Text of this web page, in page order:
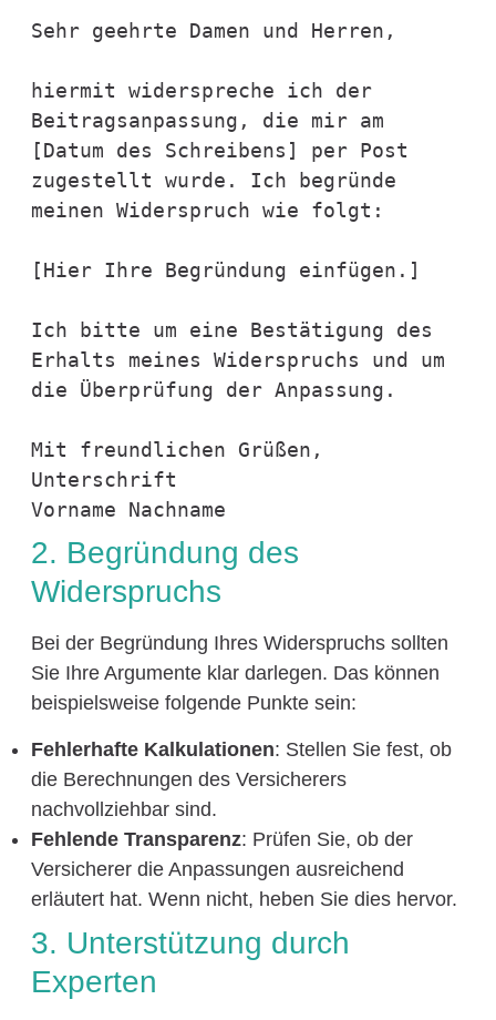
Sehr geehrte Damen und Herren,
hiermit widerspreche ich der
Beitragsanpassung, die mir am
[Datum des Schreibens] per Post
zugestellt wurde. Ich begründe
meinen Widerspruch wie folgt:
[Hier Ihre Begründung einfügen.]
Ich bitte um eine Bestätigung des
Erhalts meines Widerspruchs und um
die Überprüfung der Anpassung.
Mit freundlichen Grüßen,
Unterschrift
2. Begründung des
Widerspruchs
Bei der Begründung Ihres Widerspruchs sollten
Sie Ihre Argumente klar darlegen. Das können
beispielsweise folgende Punkte sein:
Fehlerhafte Kalkulationen: Stellen Sie fest, ob
die Berechnungen des Versicherers
nachvollziehbar sind.
Fehlende Transparenz: Prüfen Sie, ob der
Versicherer die Anpassungen ausreichend
erläutert hat. Wenn nicht, heben Sie dies hervor.
3. Unterstützung durch
Experten